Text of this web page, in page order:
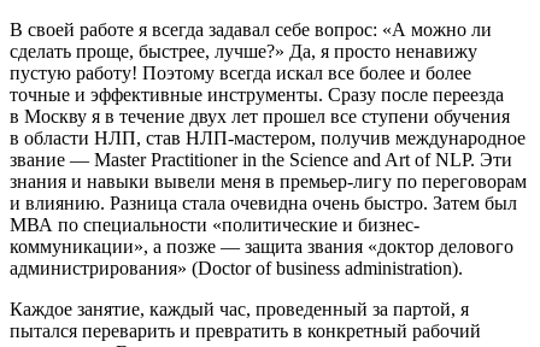
В своей работе я всегда задавал себе вопрос: «А можно ли
сделать проще, быстрее, лучше?» Да, я просто ненавижу
пустую работу! Поэтому всегда искал все более и более
точные и эффективные инструменты. Сразу после переезда
в Москву я в течение двух лет прошел все ступени обучения
в области НЛП, став НЛП-мастером, получив международное
звание — Master Practitioner in the Science and Art of NLP. Эти
знания и навыки вывели меня в премьер-лигу по переговорам
и влиянию. Разница стала очевидна очень быстро. Затем был
МВА по специальности «политические и бизнес-
коммуникации», а позже — защита звания «доктор делового
администрирования» (Doctor of business administration).
Каждое занятие, каждый час, проведенный за партой, я
пытался переварить и превратить в конкретный рабочий